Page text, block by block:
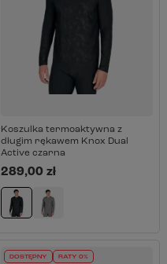
Koszulka termoaktywna z
długim rękawem Knox Dual
Active czarna
289,00 zł
DOSTĘPNY RATY 0%